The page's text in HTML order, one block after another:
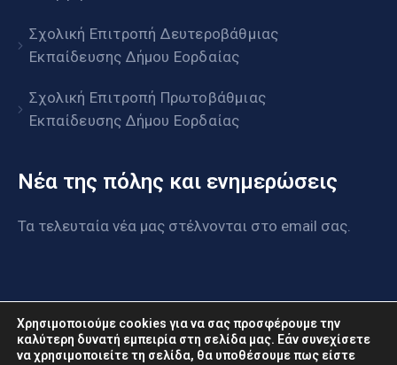
Σχολική Επιτροπή Δευτεροβάθμιας
Εκπαίδευσης Δήμου Εορδαίας
Σχολική Επιτροπή Πρωτοβάθμιας
Εκπαίδευσης Δήμου Εορδαίας
Νέα της πόλης και ενημερώσεις
Τα τελευταία νέα μας στέλνονται στο email σας.
Χρησιμοποιούμε cookies για να σας προσφέρουμε την
καλύτερη δυνατή εμπειρία στη σελίδα μας. Εάν συνεχίσετε
να χρησιμοποιείτε τη σελίδα, θα υποθέσουμε πως είστε